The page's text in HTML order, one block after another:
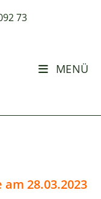
73
MENÜ
28.03.2023